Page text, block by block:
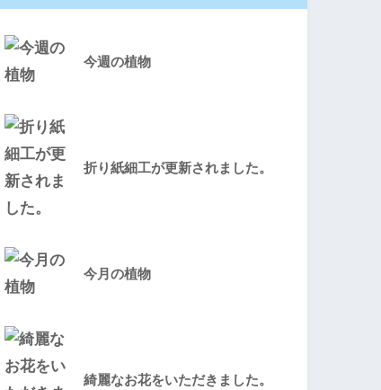
今週の植物
折り紙細工が更新されました。
今月の植物
綺麗なお花をいただきました。